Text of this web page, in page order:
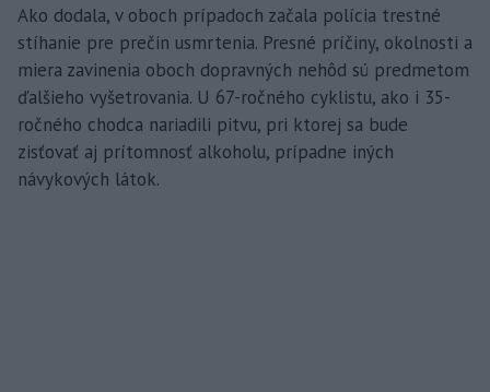
Ako dodala, v oboch prípadoch začala polícia trestné
stíhanie pre prečin usmrtenia. Presné príčiny, okolnosti a
miera zavinenia oboch dopravných nehôd sú predmetom
ďalšieho vyšetrovania. U 67-ročného cyklistu, ako i 35-
ročného chodca nariadili pitvu, pri ktorej sa bude
zisťovať aj prítomnosť alkoholu, prípadne iných
návykových látok.